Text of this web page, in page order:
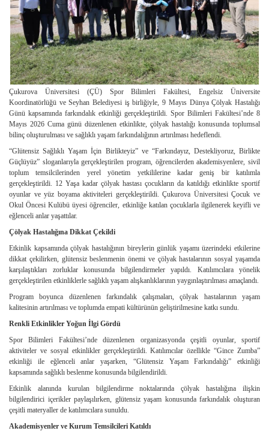
Çukurova Üniversitesi (ÇÜ) Spor Bilimleri Fakültesi, Engelsiz Üniversite
Koordinatörlüğü ve Seyhan Belediyesi iş birliğiyle, 9 Mayıs Dünya Çölyak Hastalığı
Günü kapsamında farkındalık etkinliği gerçekleştirildi. Spor Bilimleri Fakültesi’nde 8
Mayıs 2026 Cuma günü düzenlenen etkinlikte, çölyak hastalığı konusunda toplumsal
bilinç oluşturulması ve sağlıklı yaşam farkındalığının artırılması hedeflendi.
“Glütensiz Sağlıklı Yaşam İçin Birlikteyiz” ve “Farkındayız, Destekliyoruz, Birlikte
Güçlüyüz” sloganlarıyla gerçekleştirilen program, öğrencilerden akademisyenlere, sivil
toplum temsilcilerinden yerel yönetim yetkililerine kadar geniş bir katılımla
gerçekleştirildi. 12 Yaşa kadar çölyak hastası çocukların da katıldığı etkinlikte sportif
oyunlar ve yüz boyama aktiviteleri gerçekleştirildi. Çukurova Üniversitesi Çocuk ve
Okul Öncesi Kulübü üyesi öğrenciler, etkinliğe katılan çocuklarla ilgilenerek keyifli ve
eğlenceli anlar yaşattılar.
Çölyak Hastalığına Dikkat Çekildi
Etkinlik kapsamında çölyak hastalığının bireylerin günlük yaşamı üzerindeki etkilerine
dikkat çekilirken, glütensiz beslenmenin önemi ve çölyak hastalarının sosyal yaşamda
karşılaştıkları zorluklar konusunda bilgilendirmeler yapıldı. Katılımcılara yönelik
gerçekleştirilen etkinliklerle sağlıklı yaşam alışkanlıklarının yaygınlaştırılması amaçlandı.
Program boyunca düzenlenen farkındalık çalışmaları, çölyak hastalarının yaşam
kalitesinin artırılması ve toplumda empati kültürünün geliştirilmesine katkı sundu.
Renkli Etkinlikler Yoğun İlgi Gördü
Spor Bilimleri Fakültesi’nde düzenlenen organizasyonda çeşitli oyunlar, sportif
aktiviteler ve sosyal etkinlikler gerçekleştirildi. Katılımcılar özellikle “Gince Zumba”
etkinliği ile eğlenceli anlar yaşarken, “Glütensiz Yaşam Farkındalığı” etkinliği
kapsamında sağlıklı beslenme konusunda bilgilendirildi.
Etkinlik alanında kurulan bilgilendirme noktalarında çölyak hastalığına ilişkin
bilgilendirici içerikler paylaşılırken, glütensiz yaşam konusunda farkındalık oluşturan
çeşitli materyaller de katılımcılara sunuldu.
Akademisyenler ve Kurum Temsilcileri Katıldı